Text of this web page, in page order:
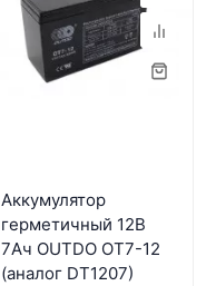
Аккумулятор
герметичный 12В
7Aч OUTDO OT7-12
(aнaлог DT1207)